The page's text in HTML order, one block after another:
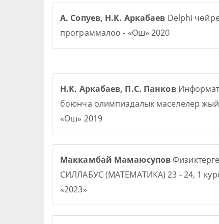
А. Сопуев, Н.К. Аркабаев Delphi
программалоо - «Ош» 2020
Н.К. Аркабаев, П.С. Панков
боюнча олимпиадалык маселелер
«Ош» 2019
Маккамбай МамаюсуповФизиктерге
СИЛЛАБУС (МАТЕМАТИКА) 23 - 24, 1
«2023»